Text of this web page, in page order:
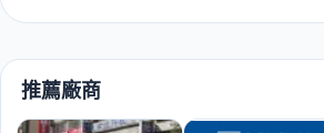
推薦廠商